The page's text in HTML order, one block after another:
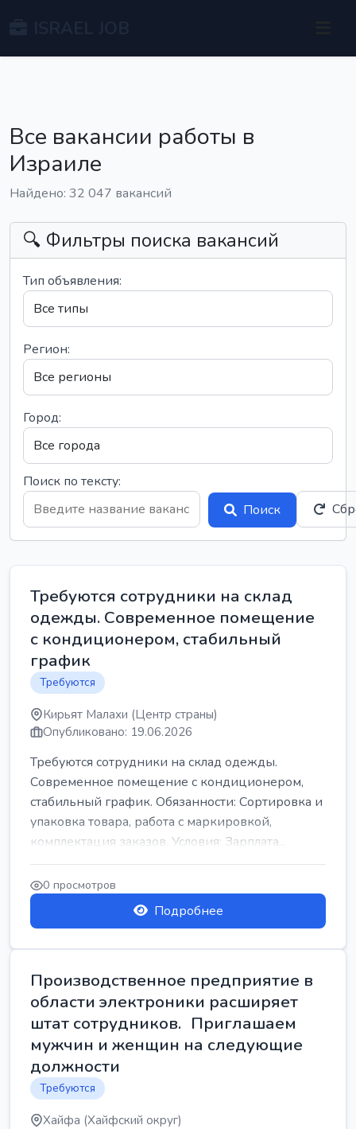
Все вакансии работы в
Израиле
Найдено: 32 047 вакансий
🔍 Фильтры поиска вакансий
Тип объявления:
Регион:
Город:
Поиск по тексту:
Поиск
Требуются сотрудники на склад
одежды. Современное помещение
с кондиционером, стабильный
график
Требуются
Кирьят Малахи (Центр страны)
Опубликовано: 19.06.2026
Требуются сотрудники на склад одежды.
Современное помещение с кондиционером,
стабильный график. Обязанности: Сортировка и
упаковка товара, работа с маркировкой,
комплектация заказов. Условия: Зарплата...
0 просмотров
Подробнее
Производственное предприятие в
области электроники расширяет
штат сотрудников. Приглашаем
мужчин и женщин на следующие
должности
Требуются
Хайфа (Хайфский округ)